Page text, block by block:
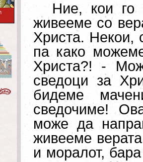
Ние, кои го
живееме со
Христа. Некои,
па како
Христа?! -
сведоци за
бидеме
сведочиме!
може да
живееме
и моралот,